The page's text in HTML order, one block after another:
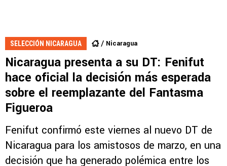
SELECCIÓN NICARAGUA Nicaragua
Nicaragua presenta a su DT: Fenifut
hace oficial la decisión más esperada
sobre el reemplazante del Fantasma
Figueroa
Fenifut confirmó este viernes al nuevo DT de
Nicaragua para los amistosos de marzo, en una
decisión que ha generado polémica entre los